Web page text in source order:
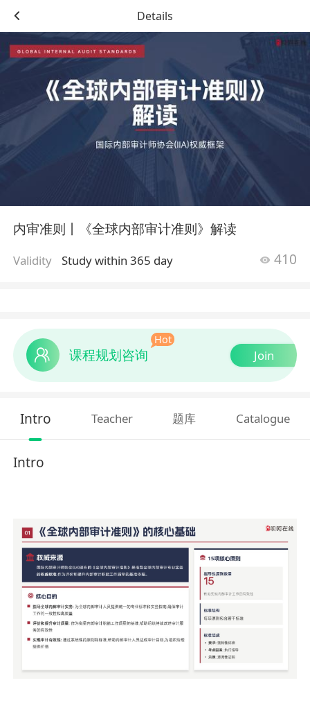
Details
内审准则丨《全球内部审计准则》解读
Validity Study within 365 day 410
课程规划咨询
Hot
Join
Intro Teacher 题库 Catalogue
Intro